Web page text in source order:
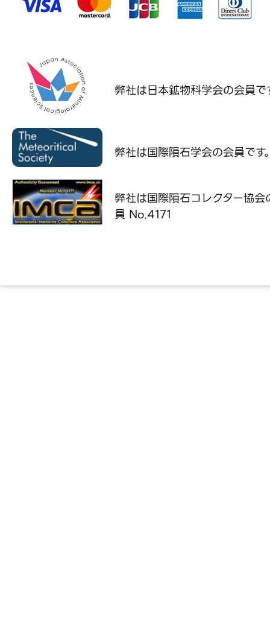
弊社は日本鉱物科学会の会員で
弊社は国際隕石学会の会員です
弊社は国際隕石コレクター協会
員 No.4171